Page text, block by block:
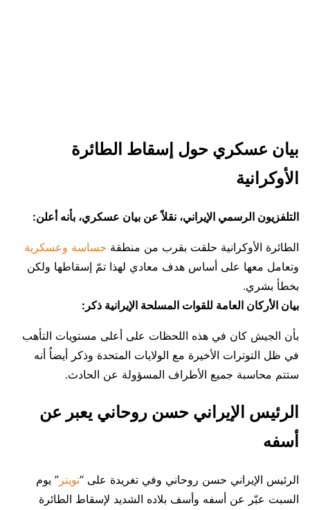
بيان عسكري حول إسقاط الطائرة
الأوكرانية
التلفزيون الرسمي الإيراني، نقلاً عن بيان عسكري، بأنه أعلن:
الطائرة الأوكرانية حلقت بقرب من منطقة حساسة وعسكرية
وتعامل معها على أساس هدف معادي لهذا تمّ إسقاطها ولكن
بخطأ بشري.
بيان الأركان العامة للقوات المسلحة الإيرانية ذكر:
بأن الجيش كان في هذه اللحظات على أعلى مستويات التأهب
في ظل التوترات الأخيرة مع الولايات المتحدة وذكر أيضاُ أنه
ستتم محاسبة جميع الأطراف المسؤولة عن الحادث.
الرئيس الإيراني حسن روحاني يعبر عن
أسفه
الرئيس الإيراني حسن روحاني وفي تغريدة على “تويتر ” يوم
السبت عبّر عن أسفه وأسف بلاده الشديد لإسقاط الطائرة